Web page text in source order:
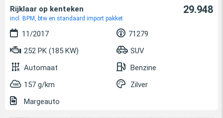
Rijklaar op kenteken
incl. BPM, btw en standaard import pakket
29.948
11/2017
71279
252 PK (185 KW)
SUV
Automaat
Benzine
157 g/km
Zilver
Margeauto